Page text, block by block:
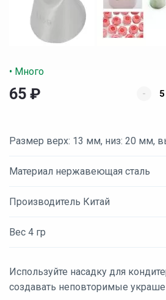
• Много
65 ₽ -
Размер верх: 13 мм, низ: 20 мм,
Материал нержавеющая сталь
Производитель Китай
Вес 4 гр
Используйте насадку для
создавать неповторимые